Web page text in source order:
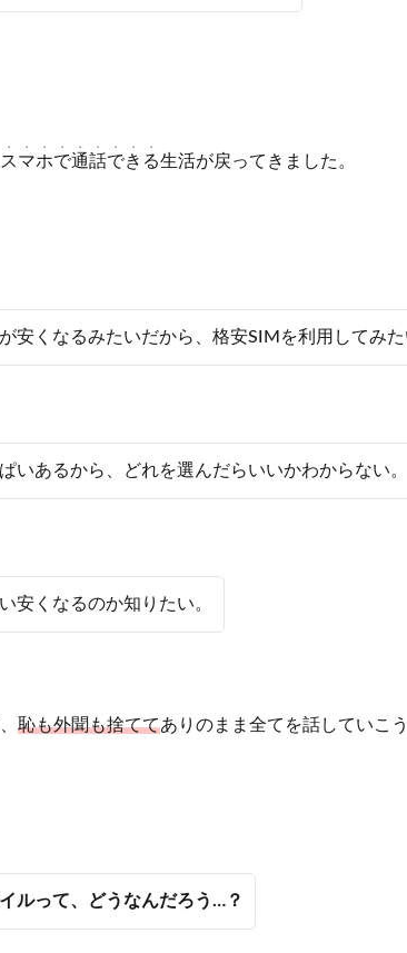
スマホで通話できる
・・・・・・・・・
生活が戻ってきました。
安くなるみたいだから、格安SIMを利用してみた
いあるから、どれを選んだらいいかわからない。
安くなるのか知りたい。
恥も外聞も捨ててありのまま全てを話していこ
ルって、どうなんだろう…？